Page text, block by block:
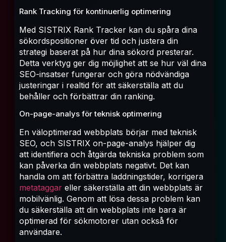
Rank Tracking för kontinuerlig optimering
Med SISTRIX Rank Tracker kan du spåra dina
sökordspositioner över tid och justera din
strategi baserat på hur dina sökord presterar.
Detta verktyg ger dig möjlighet att se hur väl dina
SEO-insatser fungerar och göra nödvändiga
justeringar i realtid för att säkerställa att du
behåller och förbättrar din ranking.
On-page-analys för teknisk optimering
En väloptimerad webbplats börjar med teknisk
SEO, och SISTRIX on-page-analys hjälper dig
att identifiera och åtgärda tekniska problem som
kan påverka din webbplats negativt. Det kan
handla om att förbättra laddningstider, korrigera
metataggar eller säkerställa att din webbplats är
mobilvänlig. Genom att lösa dessa problem kan
du säkerställa att din webbplats inte bara är
optimerad för sökmotorer utan också för
användare.